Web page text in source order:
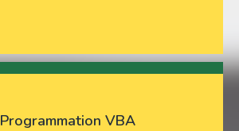
VBA